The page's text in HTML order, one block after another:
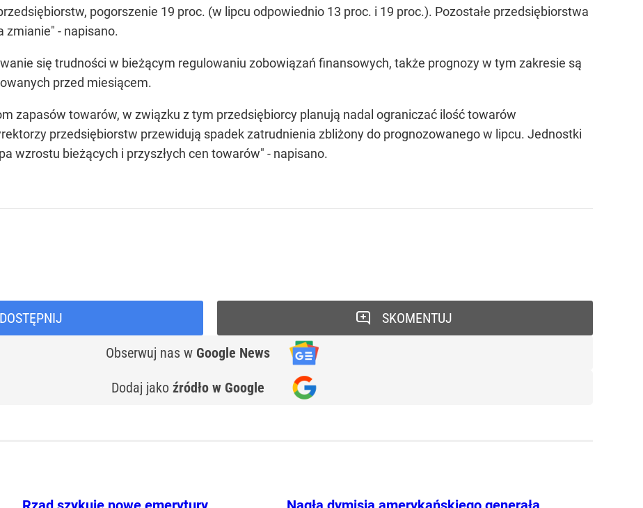
pogorszenie 19 proc. (w lipcu odpowiednio 13 proc. i 19 proc.). Pozostałe przedsiębiorstwa
zmianie" - napisano.
się trudności w bieżącym regulowaniu zobowiązań finansowych, także prognozy w tym zakresie są
przed miesiącem.
zapasów towarów, w związku z tym przedsiębiorcy planują nadal ograniczać ilość towarów
przedsiębiorstw przewidują spadek zatrudnienia zbliżony do prognozowanego w lipcu. Jednostki
wzrostu bieżących i przyszłych cen towarów" - napisano.
Obserwuj nas w Google News
Dodaj jako źródło w Google
SKOMENTUJ